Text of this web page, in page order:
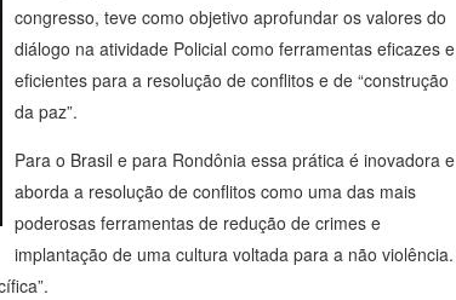
congresso, teve como objetivo aprofundar os valores do
diálogo na atividade Policial como ferramentas eficazes e
eficientes para a resolução de conflitos e de “construção
da paz”.
Para o Brasil e para Rondônia essa prática é inovadora e
aborda a resolução de conflitos como uma das mais
poderosas ferramentas de redução de crimes e
implantação de uma cultura voltada para a não violência.